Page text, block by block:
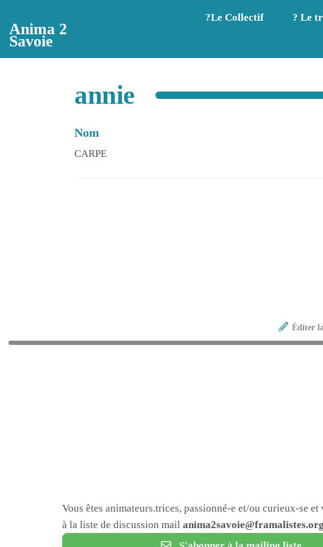
Anima 2
Savoie
?️Le Collectif ? Le
annie
Nom
CARPE
Éditer
Vous êtes animateurs.trices, passionné-e et/ou curieux-se
à la liste de discussion mail anima2savoie@framalistes.org